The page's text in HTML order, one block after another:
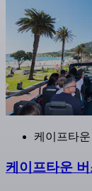
케이프타운
케이프타운 버